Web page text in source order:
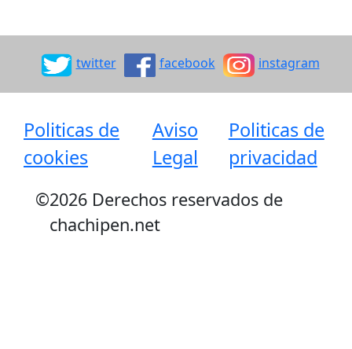
twitter facebook instagram
Politicas de
cookies
Aviso
Legal
Politicas de
privacidad
©2026 Derechos reservados de
chachipen.net